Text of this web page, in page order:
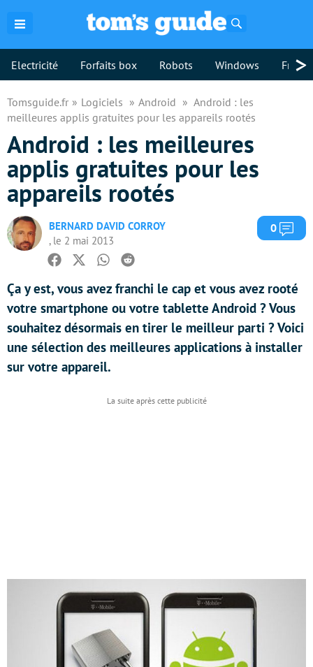
Electricité Forfaits box Robots Windows >
Tomsguide.fr Logiciels Android
Android : les
meilleures applis gratuites pour les appareils rootés
Android : les meilleures
applis gratuites pour les
appareils rootés
BERNARD DAVID CORROY
, le 2 mai 2013
0
Facebook
TwitterWhatsapp
Reddit
Ça y est, vous avez franchi le cap et vous avez rooté
votre smartphone ou votre tablette Android ? Vous
souhaitez désormais en tirer le meilleur parti ? Voici
une sélection des meilleures applications à installer
sur votre appareil.